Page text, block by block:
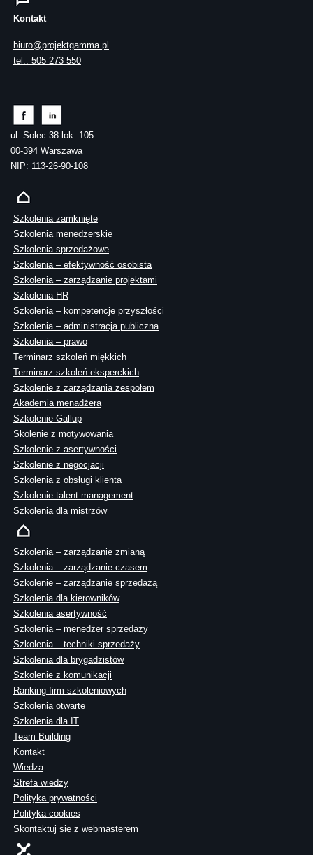
Kontakt
biuro@projektgamma.pl
tel.: 505 273 550
ul. Solec 38 lok. 105
00-394 Warszawa
NIP: 113-26-90-108
Szkolenia zamknięte
Szkolenia menedżerskie
Szkolenia sprzedażowe
Szkolenia – efektywność osobista
Szkolenia – zarządzanie projektami
Szkolenia HR
Szkolenia – kompetencje przyszłości
Szkolenia – administracja publiczna
Szkolenia – prawo
Terminarz szkoleń miękkich
Terminarz szkoleń eksperckich
Szkolenie z zarządzania zespołem
Akademia menadżera
Szkolenie Gallup
Skolenie z motywowania
Szkolenie z asertywności
Szkolenie z negocjacji
Szkolenia z obsługi klienta
Szkolenie talent management
Szkolenia dla mistrzów
Szkolenia – zarządzanie zmianą
Szkolenia – zarządzanie czasem
Szkolenie – zarządzanie sprzedażą
Szkolenia dla kierowników
Szkolenia asertywność
Szkolenia – menedżer sprzedaży
Szkolenia – techniki sprzedaży
Szkolenia dla brygadzistów
Szkolenie z komunikacji
Ranking firm szkoleniowych
Szkolenia otwarte
Szkolenia dla IT
Team Building
Kontakt
Wiedza
Strefa wiedzy
Polityka prywatności
Polityka cookies
Skontaktuj sie z webmasterem